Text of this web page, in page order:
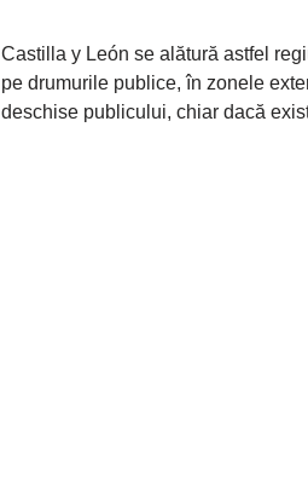
Castilla y León se alătură astfel
pe drumurile publice, în zonele
deschise publicului, chiar dacă